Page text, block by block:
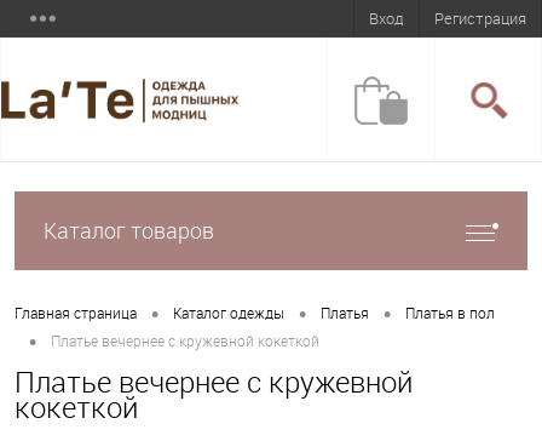
Вход Регистрация
Каталог товаров
Главная страница • Каталог одежды • Платья • Платья в пол
• Платье вечернее с кружевной кокеткой
Платье вечернее с кружевной
кокеткой